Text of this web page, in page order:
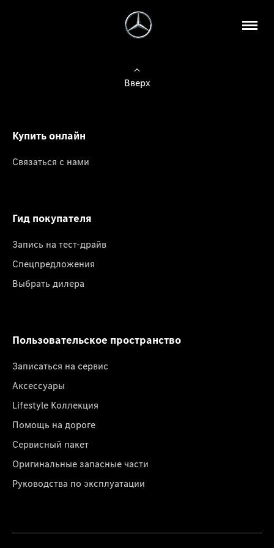
Вверх
Купить онлайн
Связаться с нами
Гид покупателя
Запись на тест-драйв
Спецпредложения
Выбрать дилера
Пользовательское пространство
Записаться на сервис
Аксессуары
Lifestyle Коллекция
Помощь на дороге
Сервисный пакет
Оригинальные запасные части
Руководства по эксплуатации